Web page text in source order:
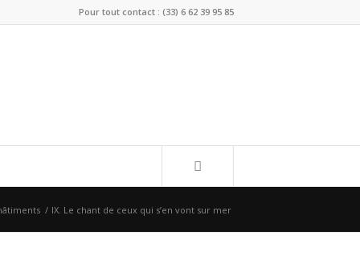
Pour tout contact : (33) 6 62 39 95 85
/ IX. Le chant de ceux qui s’en vont sur mer